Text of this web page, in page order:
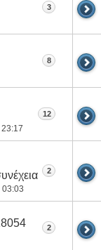
3
8
23:17
12
03:03
2
2